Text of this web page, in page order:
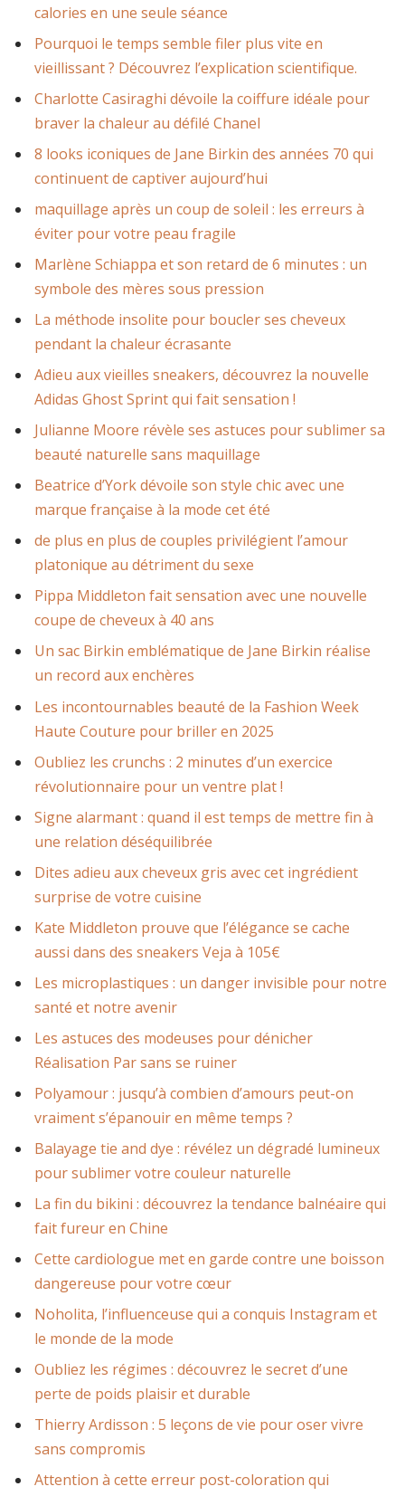
calories en une seule séance
Pourquoi le temps semble filer plus vite en
vieillissant ? Découvrez l’explication scientifique.
Charlotte Casiraghi dévoile la coiffure idéale pour
braver la chaleur au défilé Chanel
8 looks iconiques de Jane Birkin des années 70 qui
continuent de captiver aujourd’hui
maquillage après un coup de soleil : les erreurs à
éviter pour votre peau fragile
Marlène Schiappa et son retard de 6 minutes : un
symbole des mères sous pression
La méthode insolite pour boucler ses cheveux
pendant la chaleur écrasante
Adieu aux vieilles sneakers, découvrez la nouvelle
Adidas Ghost Sprint qui fait sensation !
Julianne Moore révèle ses astuces pour sublimer sa
beauté naturelle sans maquillage
Beatrice d’York dévoile son style chic avec une
marque française à la mode cet été
de plus en plus de couples privilégient l’amour
platonique au détriment du sexe
Pippa Middleton fait sensation avec une nouvelle
coupe de cheveux à 40 ans
Un sac Birkin emblématique de Jane Birkin réalise
un record aux enchères
Les incontournables beauté de la Fashion Week
Haute Couture pour briller en 2025
Oubliez les crunchs : 2 minutes d’un exercice
révolutionnaire pour un ventre plat !
Signe alarmant : quand il est temps de mettre fin à
une relation déséquilibrée
Dites adieu aux cheveux gris avec cet ingrédient
surprise de votre cuisine
Kate Middleton prouve que l’élégance se cache
aussi dans des sneakers Veja à 105€
Les microplastiques : un danger invisible pour notre
santé et notre avenir
Les astuces des modeuses pour dénicher
Réalisation Par sans se ruiner
Polyamour : jusqu’à combien d’amours peut-on
vraiment s’épanouir en même temps ?
Balayage tie and dye : révélez un dégradé lumineux
pour sublimer votre couleur naturelle
La fin du bikini : découvrez la tendance balnéaire qui
fait fureur en Chine
Cette cardiologue met en garde contre une boisson
dangereuse pour votre cœur
Noholita, l’influenceuse qui a conquis Instagram et
le monde de la mode
Oubliez les régimes : découvrez le secret d’une
perte de poids plaisir et durable
Thierry Ardisson : 5 leçons de vie pour oser vivre
sans compromis
Attention à cette erreur post-coloration qui